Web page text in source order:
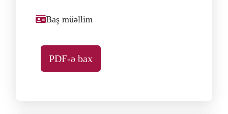
Baş müəllim
PDF-ə bax